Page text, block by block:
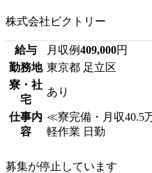
株式会社ビクトリー
給与 月収例409,000円
勤務地 東京都 足立区
寮・社
宅
あり
仕事内
容
≪寮完備・月収40.5
軽作業 日勤
募集が停止しています